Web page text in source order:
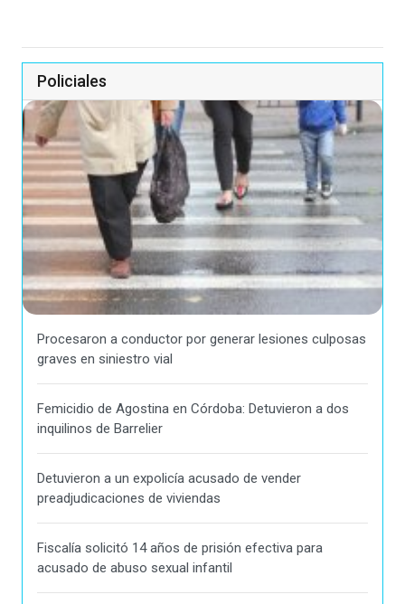
Policiales
Procesaron a conductor por generar lesiones culposas
graves en siniestro vial
Femicidio de Agostina en Córdoba: Detuvieron a dos
inquilinos de Barrelier
Detuvieron a un expolicía acusado de vender
preadjudicaciones de viviendas
Fiscalía solicitó 14 años de prisión efectiva para
acusado de abuso sexual infantil